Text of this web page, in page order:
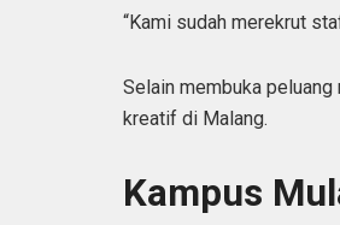
“Kami sudah merekrut
Selain membuka
kreatif di Malang.
Kampus